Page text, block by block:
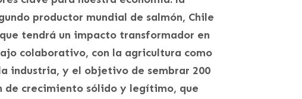
productor mundial de salmón, Chile
tendrá un impacto transformador en
colaborativo, con la agricultura como
industria, y el objetivo de sembrar 200
de crecimiento sólido y legítimo, que